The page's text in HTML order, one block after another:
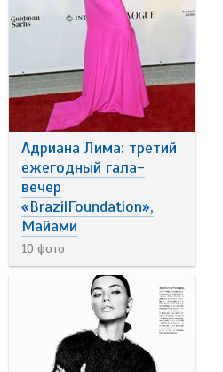
Адриана Лима: третий
ежегодный гала-
вечер
«BrazilFoundation»,
Майами
10 фото